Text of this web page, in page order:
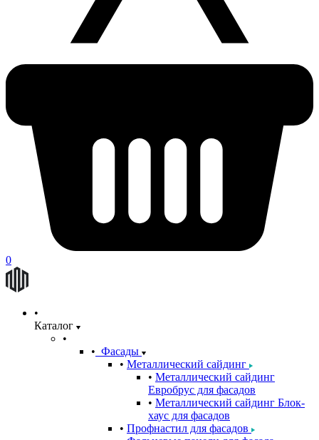
0
Каталог
Фасады
Металлический сайдинг
Металлический сайдинг
Евробрус для фасадов
Металлический сайдинг Блок-
хаус для фасадов
Профнастил для фасадов